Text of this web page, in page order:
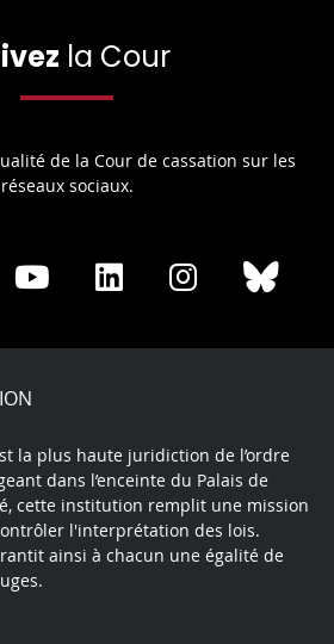
la Cour
de la Cour de cassation sur les
réseaux sociaux.
Share
Youtube
Share
LinkedIn
Share
Instagram
la plus haute juridiction de l’ordre
dans l’enceinte du Palais de
cette institution remplit une mission
l'interprétation des lois.
ainsi à chacun une égalité de